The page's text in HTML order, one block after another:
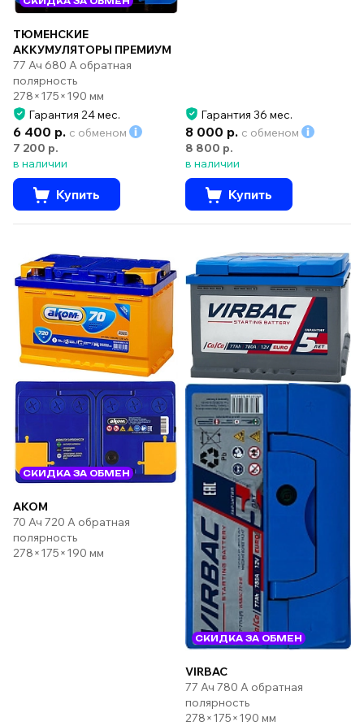
ТЮМЕНСКИЕ
АККУМУЛЯТОРЫ ПРЕМИУМ
77 Ач 680 А обратная
полярность
278×175×190 мм
Гарантия 24 мес.
6 400 р. с обменом
7 200 р.
в наличии
Купить
Гарантия 36 мес.
8 000 р. с обменом
8 800 р.
в наличии
Купить
СКИДКА ЗА ОБМЕН
AKOM
70 Ач 720 А обратная
полярность
278×175×190 мм
СКИДКА ЗА ОБМЕН
VIRBAC
77 Ач 780 А обратная
полярность
278×175×190 мм